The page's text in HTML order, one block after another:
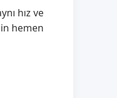
hız ve
hemen